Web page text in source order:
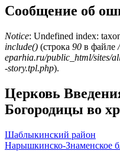
Сообщение об
Notice: Undefined index:
include() (строка 90 в файле
eparhia.ru/public_html/sites/
-story.tpl.php).
Церковь
Богородицы во
Шаблыкинский район
Нарышкинско-Знаменское